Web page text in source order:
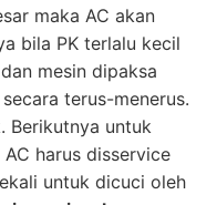
maka AC akan
bila PK terlalu kecil
mesin dipaksa
terus-menerus.
Berikutnya untuk
harus disservice
untuk dicuci oleh